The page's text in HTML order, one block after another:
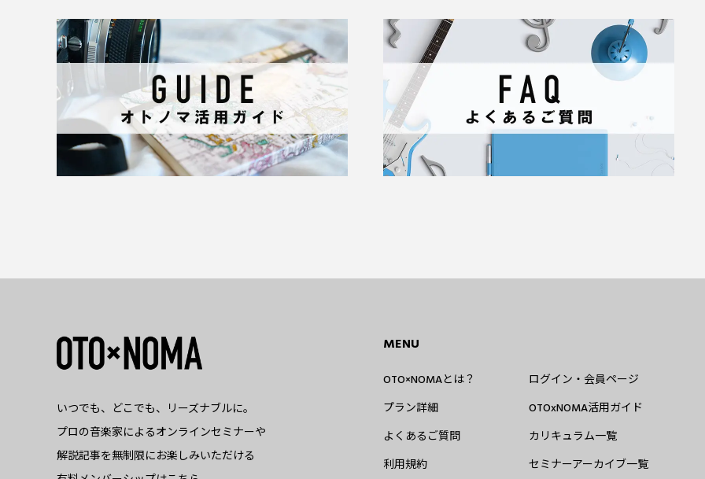
いつでも、どこでも、リーズナブルに。
プロの音楽家によるオンラインセミナーや
解説記事を無制限にお楽しみいただける
MENU
OTO×NOMAとは？
プラン詳細
よくあるご質問
利用規約
ログイン・会員ページ
OTOxNOMA活用ガイド
カリキュラム一覧
セミナーアーカイブ一覧